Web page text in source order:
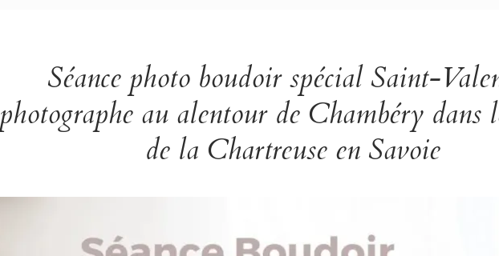
Séance photo boudoir spécial Saint-
photographe au alentour de Chambéry dans
de la Chartreuse en Savoie